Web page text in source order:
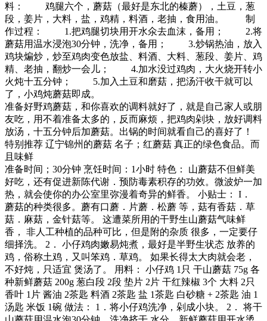
料： 鸡腿六个，蘑菇（最好是东北的榛蘑），土豆，葱
段，姜片，大料，盐，鸡精，料酒，老抽，食用油。 制
作过程： 1.把鸡腿切块用开水氽去血沫，备用； 2.将
蘑菇用温水浸泡30分钟，洗净，备用； 3.炒锅热油，放入
鸡块煸炒，炒至鸡肉变色放盐、料酒、大料、葱段、姜片、鸡
精、老抽，翻炒一会儿； 4.加水没过鸡肉，大火烧开转小
火炖十五分钟； 5.加入土豆和磨菇，把汤汗收干就可以
了，小鸡炖蘑菇即成。
准备好野鸡蘑菇，和你喜欢的调料就好了，就是自己家人或朋
友吃，用不着准备太多的，反而麻烦，把鸡肉剁块，放好调料
放汤，十五分钟后加蘑菇。出锅的时间就看自己的喜好了！
特别推荐 辽宁锦州的蘑菇 名子；红蘑菇 真正的绿色食品。而
且味鲜
准备时间；30分钟 烹饪时间：1小时 特色： 山蘑菇不但鲜美
好吃，还有促进新陈代谢．预防毒素积存的功效。微波炉一加
热，就会使你的办公室里弥漫着奇异的鲜香。 小贴士： I．
蘑菇的种类很多。蘑有口蘑．片蘑．松蘑 等，菇有香菇．草
菇．麻菇，金针菇等。 这遭菜所用的干野生山蘑菇气味鲜
香， 非人工种植的品种可比，但是附的杂质 很多，一定要仔
细择洗。 2． 小仔鸡肉嫩易炖煮，最好是半野生状态 放养的
鸡，俗称土鸡，又叫笨鸡．草鸡。 如果长得太大肉就会老，
不好炖，只适宜 煲汤了。 用料： 小仔鸡 1只 干山蘑菇 75g 各
种新鲜蘑菇 200g 葱白段 2段 垫片 2片 干红辣椒 3个 大料 2只
香叶 1片 酱油 2茶匙 料酒 2茶匙 盐 1茶匙 白砂糖 + 2茶匙 油 1
汤匙 米饭 1碗 做法： 1．将小仔鸡洗净，剁成小块。 2． 将干